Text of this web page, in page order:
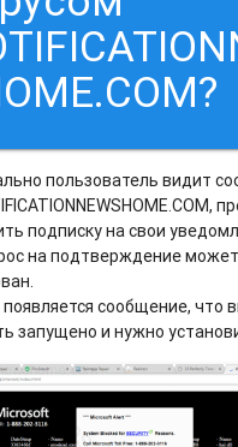
пользователь видит
подписку на свои
на подтверждение
сообщение, что
запущено и нужно